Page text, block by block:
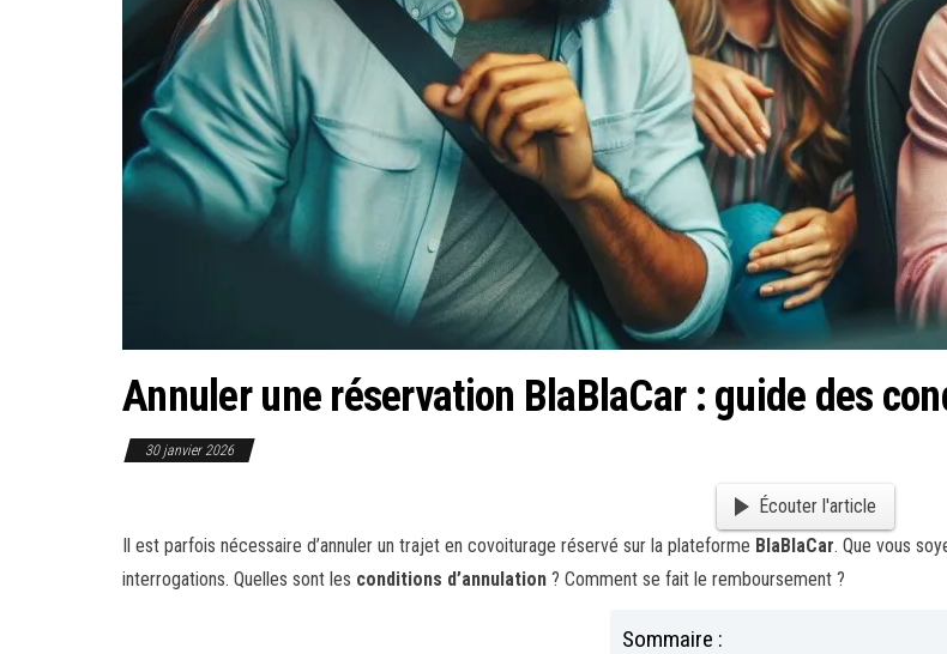
Annuler une réservation BlaBlaCar : guide des
30 janvier 2026
Écouter l'article
Il est parfois nécessaire d’annuler un trajet en covoiturage réservé sur la plateforme BlaBlaCar. Que vous
interrogations. Quelles sont les conditions d’annulation ? Comment se fait le remboursement ?
Sommaire :